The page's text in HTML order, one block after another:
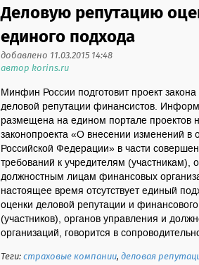
Деловую репутацию
единого подхода
добавлено 11.03.2015 14:48
автор korins.ru
Минфин России подготовит проект
деловой репутации финансистов.
размещена на едином портале проектов
законопроекта «О внесении изменений в
Российской Федерации» в части
требований к учредителям (участникам),
должностным лицам финансовых
настоящее время отсутствует единый
оценки деловой репутации и
(участников), органов управления и
организаций, говорится в
Теги:страховые компании,деловая